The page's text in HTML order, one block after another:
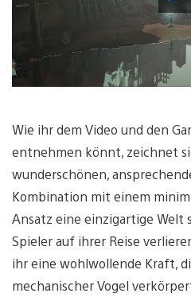
Wie ihr dem Video und den
entnehmen könnt, zeichnet
wunderschönen,
Kombination mit einem
Ansatz eine einzigartige Welt
Spieler auf ihrer Reise
ihr eine wohlwollende Kraft,
mechanischer Vogel